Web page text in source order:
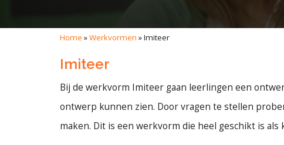
Home »Werkvormen »Imiteer
Imiteer
Bij de werkvorm Imiteer gaan leerlingen een
ontwerp kunnen zien. Door vragen te stellen
maken. Dit is een werkvorm die heel geschikt is als